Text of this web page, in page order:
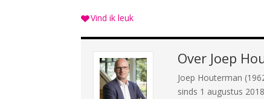
Vind ik leuk
Over Joep
Joep Houterman
sinds 1 augustus